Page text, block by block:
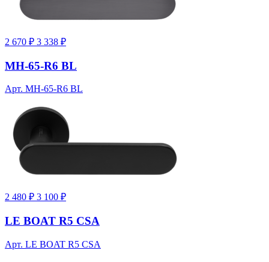
2 670 ₽ 3 338 ₽
MH-65-R6 BL
Арт. MH-65-R6 BL
2 480 ₽ 3 100 ₽
LE BOAT R5 CSA
Арт. LE BOAT R5 CSA